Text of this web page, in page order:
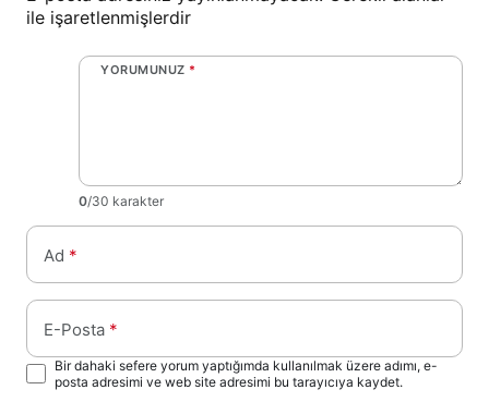
ile işaretlenmişlerdir
YORUMUNUZ *
0/30 karakter
Ad *
E-Posta *
Bir dahaki sefere yorum yaptığımda kullanılmak üzere adımı, e-
posta adresimi ve web site adresimi bu tarayıcıya kaydet.